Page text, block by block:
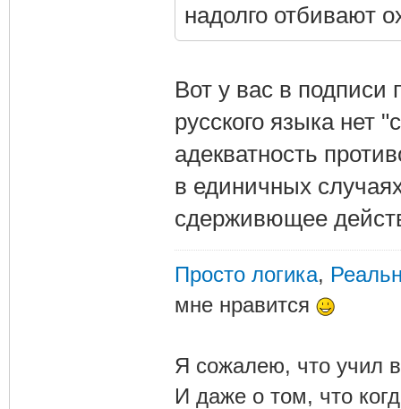
надолго отбивают
Вот у вас в подписи
русского языка нет
адекватность
в единичных
сдерживющее
Просто логика,
мне нравится
Я сожалею, что учил
И даже о том, что